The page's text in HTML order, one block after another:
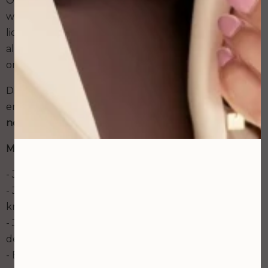
wordt gezet en goed wordt verzorgd, kun je soms
lichamelijke klachten krijgen. Klachten zoals een
allergische reactie op de pigmentstoffen of een
ontsteking van de permanente make up.
Direct na het zetten kan de behandelde huid rood
en warm worden, wat opzwellen en pijn doen.Dit is
normaal
Maar neem contact op met je huisarts als:
- Je zorgen maakt over de genezing;
- Je 24 uur na het zetten ineens nieuwe klachten
krijgt of de klachten verergeren;
- Je binnen een paar dagen na het zetten van
de permanente make up ziek wordt of koorts krijgt;
- Er 24 uur na het zetten van de permanente make